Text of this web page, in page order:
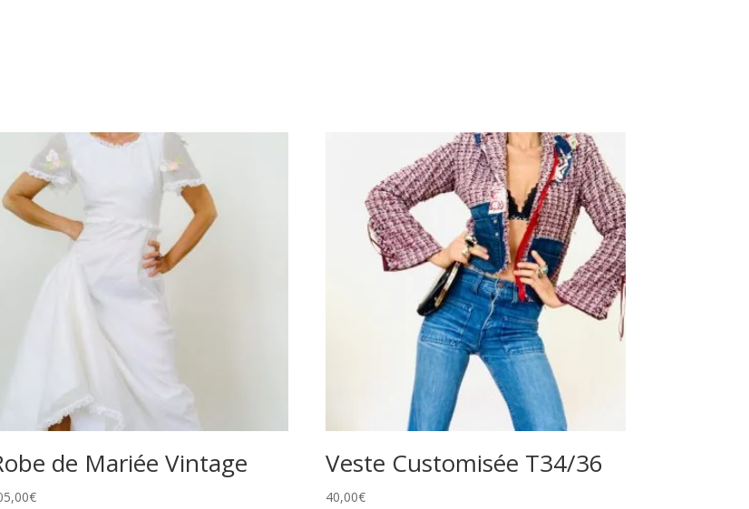
de Mariée Vintage
€
Veste Customisée T34/36
40,00€